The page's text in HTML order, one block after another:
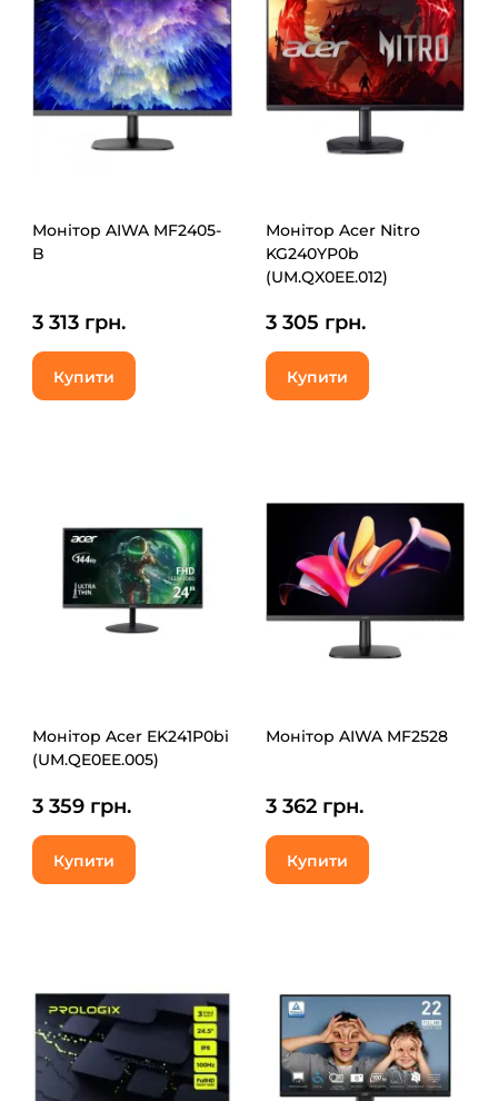
Монітор AIWA MF2405-
B
3 313 грн.
Купити
Монітор Acer Nitro
KG240YP0b
(UM.QX0EE.012)
3 305 грн.
Купити
Монітор Acer EK241P0bi
(UM.QE0EE.005)
3 359 грн.
Купити
Монітор AIWA MF2528
3 362 грн.
Купити